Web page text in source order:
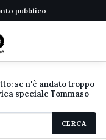
pubblico
se n'è andato troppo
speciale Tommaso
CERCA